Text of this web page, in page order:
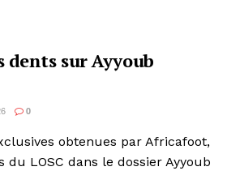
dents sur Ayyoub
0
obtenues par Africafoot,
LOSC dans le dossier Ayyoub